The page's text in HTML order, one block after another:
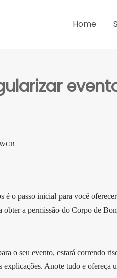
Home
o passo inicial para você
obter a permissão do Corpo de
o seu evento, estará correndo
Anote tudo e ofereça